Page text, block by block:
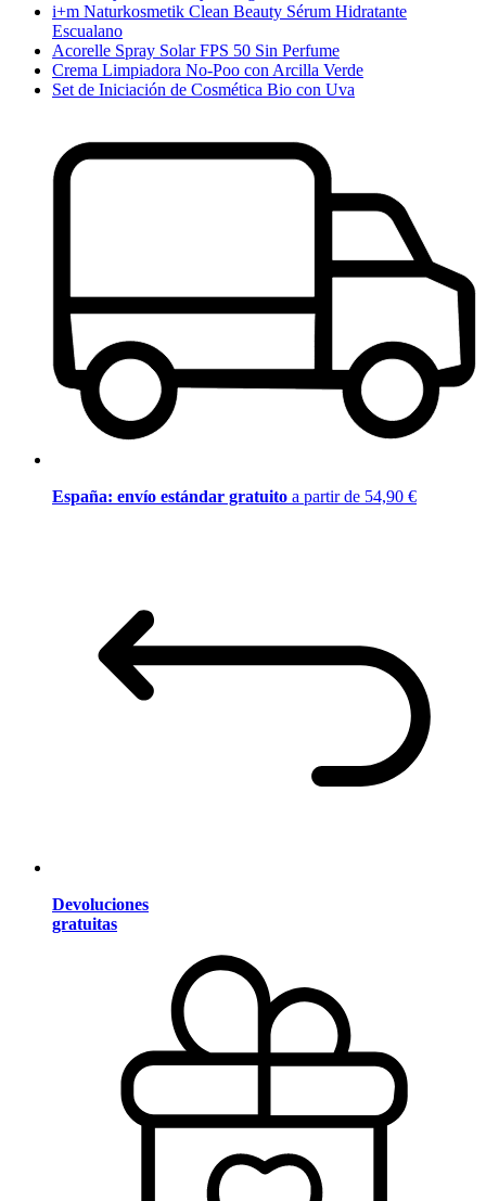
i+m Naturkosmetik Clean Beauty Sérum Hidratante
Escualano
Acorelle Spray Solar FPS 50 Sin Perfume
Crema Limpiadora No-Poo con Arcilla Verde
Set de Iniciación de Cosmética Bio con Uva
España: envío estándar gratuito a partir de 54,90 €
Devoluciones
gratuitas